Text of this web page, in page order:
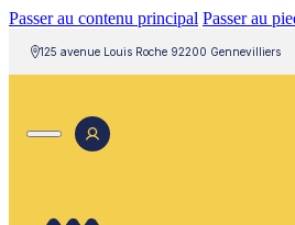
Passer au contenu principal Passer au
125 avenue Louis Roche 92200 Gennevilliers